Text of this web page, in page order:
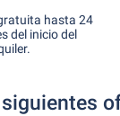
hasta 24
del inicio del